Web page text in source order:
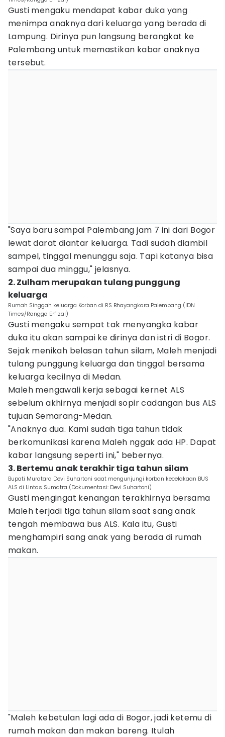
Gusti mengaku mendapat kabar duka yang
menimpa anaknya dari keluarga yang berada di
Lampung. Dirinya pun langsung berangkat ke
Palembang untuk memastikan kabar anaknya
tersebut.
"Saya baru sampai Palembang jam 7 ini dari Bogor
lewat darat diantar keluarga. Tadi sudah diambil
sampel, tinggal menunggu saja. Tapi katanya bisa
sampai dua minggu," jelasnya.
2. Zulham merupakan tulang punggung
keluarga
Rumah Singgah keluarga Korban di RS Bhayangkara Palembang (IDN
Times/Rangga Erfizal)
Gusti mengaku sempat tak menyangka kabar
duka itu akan sampai ke dirinya dan istri di Bogor.
Sejak menikah belasan tahun silam, Maleh menjadi
tulang punggung keluarga dan tinggal bersama
keluarga kecilnya di Medan.
Maleh mengawali kerja sebagai kernet ALS
sebelum akhirnya menjadi sopir cadangan bus ALS
tujuan Semarang-Medan.
"Anaknya dua. Kami sudah tiga tahun tidak
berkomunikasi karena Maleh nggak ada HP. Dapat
kabar langsung seperti ini," bebernya.
3. Bertemu anak terakhir tiga tahun silam
Bupati Muratara Devi Suhartoni saat mengunjungi korban kecelakaan BUS
ALS di Lintas Sumatra (Dokumentasi: Devi Suhartoni)
Gusti mengingat kenangan terakhirnya bersama
Maleh terjadi tiga tahun silam saat sang anak
tengah membawa bus ALS. Kala itu, Gusti
menghampiri sang anak yang berada di rumah
makan.
"Maleh kebetulan lagi ada di Bogor, jadi ketemu di
rumah makan dan makan bareng. Itulah